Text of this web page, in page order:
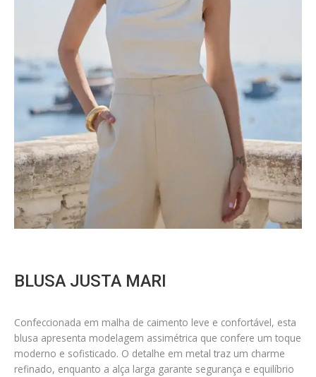
BLUSA JUSTA MARI
Confeccionada em malha de caimento leve e confortável, esta
blusa apresenta modelagem assimétrica que confere um toque
moderno e sofisticado. O detalhe em metal traz um charme
refinado, enquanto a alça larga garante segurança e equilíbrio